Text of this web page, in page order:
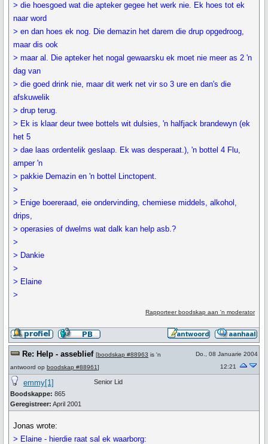
> die hoesgoed wat die apteker gegee het werk nie. Ek hoes tot ek
naar word
> en dan hoes ek nog. Die demazin het darem die drup opgedroog,
maar dis ook
> maar al. Die apteker het nogal gewaarsku ek moet nie meer as 2 'n
dag van
> die goed drink nie, maar dit werk net vir so 3 ure en dan's die
afskuwelik
> drup terug.
> Ek is klaar deur twee bottels wit dulsies, 'n halfjack brandewyn (ek
het 5
> dae laas ordentelik geslaap. Ek was desperaat.), 'n bottel 4 Flu,
amper 'n
> pakkie Demazin en 'n bottel Linctopent.
>
> Enige boereraad, eie ondervinding, chemiese middels, alkohol,
drips,
> operasies of dwelms wat dalk kan help asb.?
>
> Dankie
>
> Elaine
>
Rapporteer boodskap aan 'n moderator
Re: Help - asseblief [boodskap #88963 is 'n
antwoord op boodskap #88961]
Do., 08 Januarie 2004
12:21
emmy[1]
Boodskappe: 865
Geregistreer: April 2001
Senior Lid
Jonas wrote:
> Elaine - hierdie raat sal ek waarborg: